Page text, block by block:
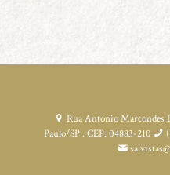
Rua Antonio Marcondes
Paulo/SP . CEP: 04883-210